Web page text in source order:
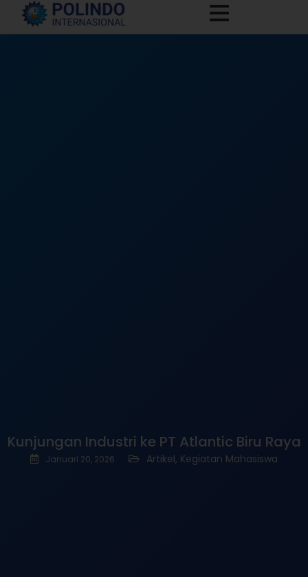
Kunjungan Industri ke PT Atlantic Biru Raya
Januari 20, 2026 Artikel, ‎ Kegiatan Mahasiswa